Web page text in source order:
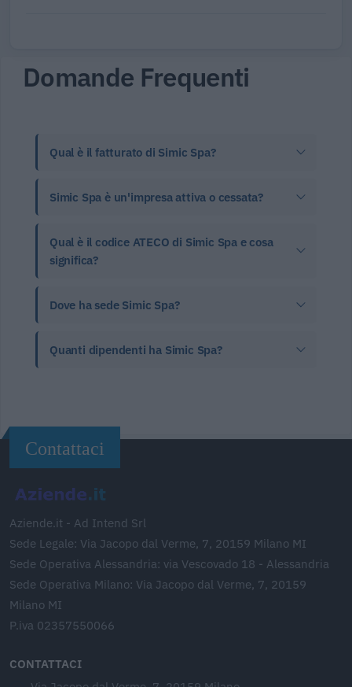
Domande Frequenti
Qual è il fatturato di Simic Spa?
Simic Spa è un'impresa attiva o cessata?
Qual è il codice ATECO di Simic Spa e cosa
significa?
Dove ha sede Simic Spa?
Quanti dipendenti ha Simic Spa?
Contattaci
Aziende.it - Ad Intend Srl
Sede Legale: Via Jacopo dal Verme, 7, 20159 Milano MI
Sede Operativa Alessandria: via Vescovado 18 - Alessandria
Sede Operativa Milano: Via Jacopo dal Verme, 7, 20159
Milano MI
P.iva 02357550066
CONTATTACI